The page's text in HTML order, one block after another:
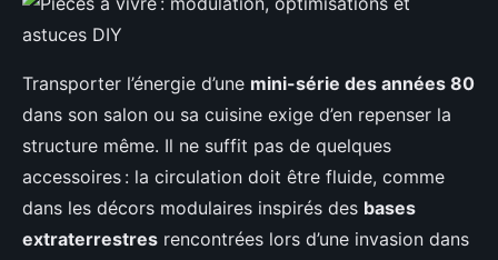
Transporter l’énergie d’une mini-série des années 80
dans son salon ou sa cuisine exige d’en repenser la
structure même. Il ne suffit pas de quelques
accessoires : la circulation doit être fluide, comme
dans les décors modulaires inspirés des bases
extraterrestres rencontrées lors d’une invasion dans